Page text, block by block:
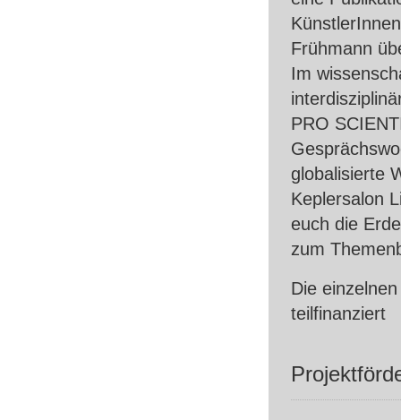
Frühmann
Im
PRO
globalisierte
Keplersalon
euch die
zum
Die
teilfinanziert